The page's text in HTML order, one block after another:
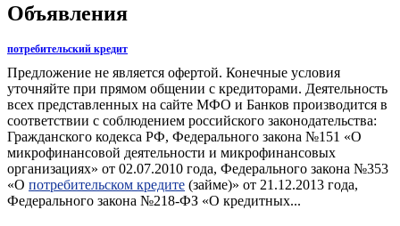
Объявления
потребительский кредит
Предложение не является офертой. Конечные условия
уточняйте при прямом общении с кредиторами. Деятельность
всех представленных на сайте МФО и Банков производится в
соответствии с соблюдением российского законодательства:
Гражданского кодекса РФ, Федерального закона №151 «О
микрофинансовой деятельности и микрофинансовых
организациях» от 02.07.2010 года, Федерального закона №353
«О потребительском кредите (займе)» от 21.12.2013 года,
Федерального закона №218-ФЗ «О кредитных...